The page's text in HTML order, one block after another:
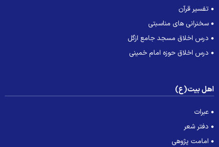
تفسیر قرآن
سخنرانی های مناسبتی
درس اخلاق مسجد جامع ازگل
درس اخلاق حوزه امام خمینی
بیت(ع)
عبرات
دفتر شعر
امامت پژوهی